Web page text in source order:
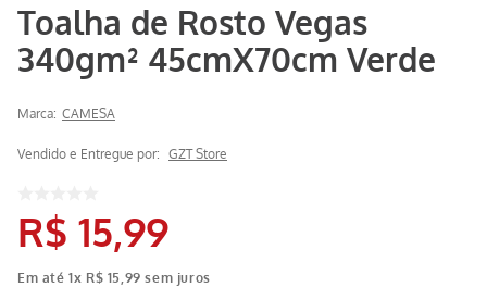
Toalha de Rosto Vegas
340gm² 45cmX70cm Verde
Marca: CAMESA
Vendido e Entregue por: GZT Store
R$ 15,99
Em até1x R$ 15 99 sem juros